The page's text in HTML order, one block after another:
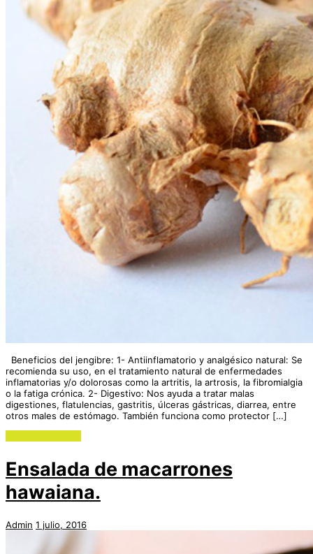
Beneficios del jengibre: 1- Antiinflamatorio y analgésico natural: Se
recomienda su uso, en el tratamiento natural de enfermedades
inflamatorias y/o dolorosas como la artritis, la artrosis, la fibromialgia
o la fatiga crónica. 2- Digestivo: Nos ayuda a tratar malas
digestiones, flatulencias, gastritis, úlceras gástricas, diarrea, entre
otros males de estómago. También funciona como protector […]
Ensalada de macarrones
hawaiana.
Admin 1 julio, 2016